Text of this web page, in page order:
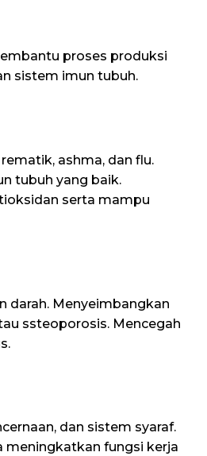
proses produksi
sistem imun tubuh.
ashma, dan flu.
tubuh yang baik.
serta mampu
darah. Menyeimbangkan
ssteoporosis. Mencegah
dan sistem syaraf.
meningkatkan fungsi kerja